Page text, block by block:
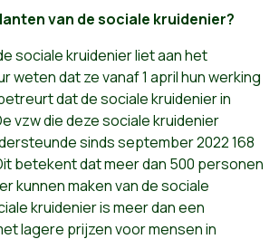
van de sociale kruidenier?
sociale kruidenier liet aan het
weten dat ze vanaf 1 april hun werking
dat de sociale kruidenier in
vzw die deze sociale kruidenier
sinds september 2022 168
betekent dat meer dan 500 personen
kunnen maken van de sociale
kruidenier is meer dan een
lagere prijzen voor mensen in